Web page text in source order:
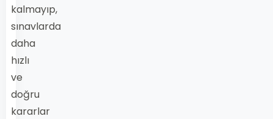
kalmayıp,
sınavlarda
daha
hızlı
ve
doğru
kararlar